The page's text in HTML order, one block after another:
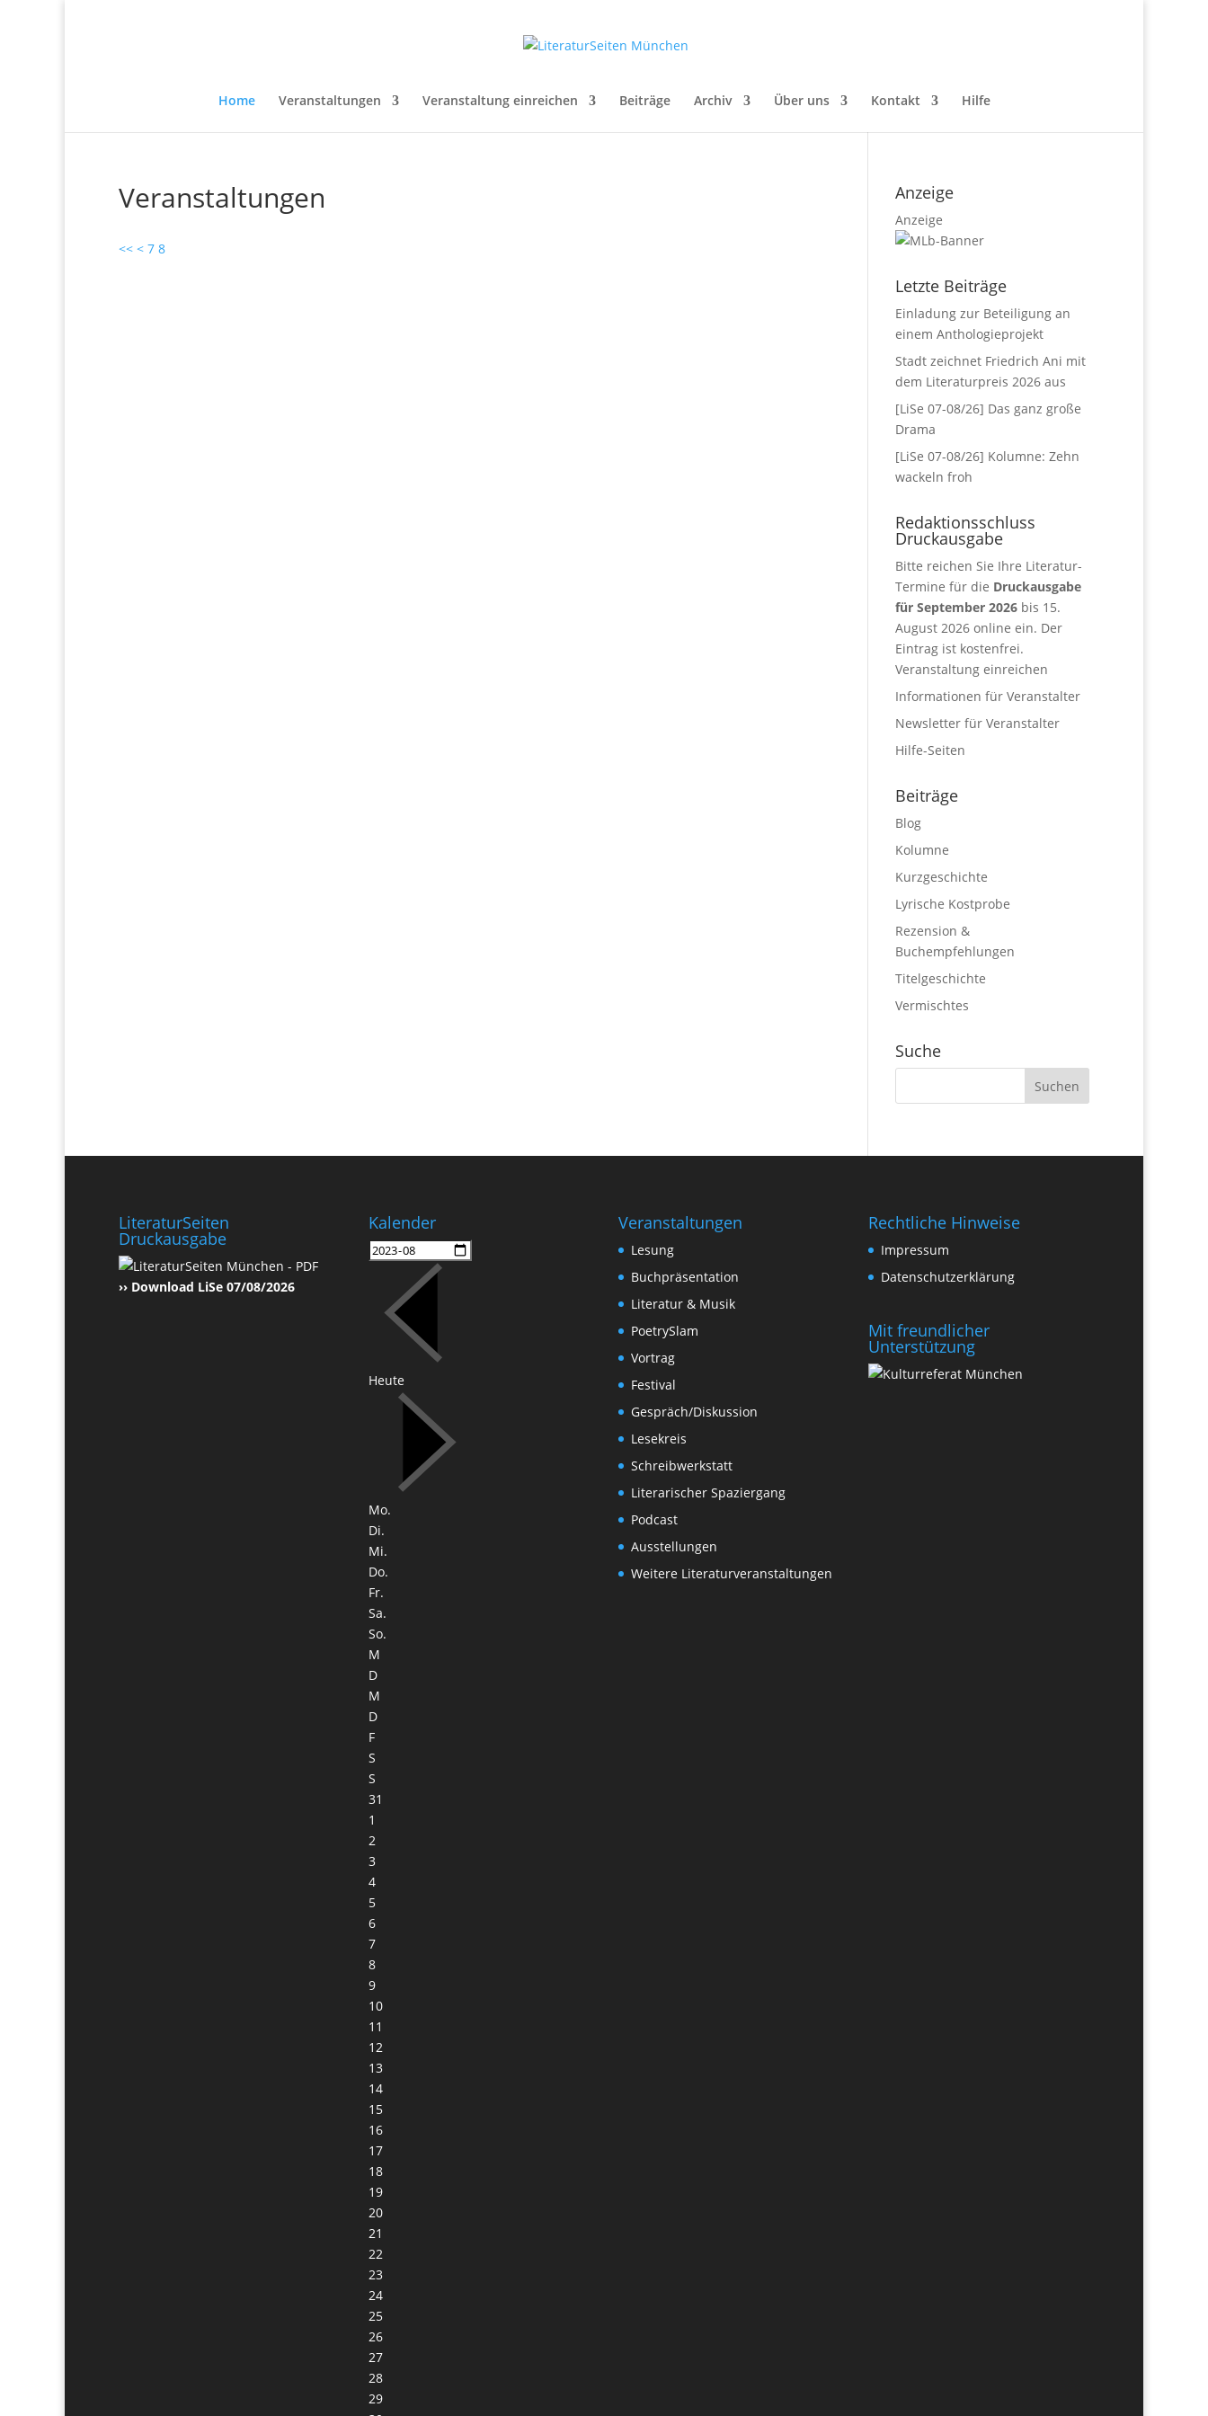
Home Veranstaltungen Veranstaltung einreichen Beiträge Archiv Über uns Kontakt Hilfe
Veranstaltungen
<< < 7 8
Anzeige
Anzeige
Letzte Beiträge
Einladung zur Beteiligung an
einem Anthologieprojekt
Stadt zeichnet Friedrich Ani mit
dem Literaturpreis 2026 aus
[LiSe 07-08/26] Das ganz große
Drama
[LiSe 07-08/26] Kolumne: Zehn
wackeln froh
Redaktionsschluss
Druckausgabe
Bitte reichen Sie Ihre Literatur-
Termine für die Druckausgabe
für September 2026 bis 15.
August 2026 online ein. Der
Eintrag ist kostenfrei.
Veranstaltung einreichen
Informationen für Veranstalter
Newsletter für Veranstalter
Hilfe-Seiten
Beiträge
Blog
Kolumne
Kurzgeschichte
Lyrische Kostprobe
Rezension &
Buchempfehlungen
Titelgeschichte
Vermischtes
Suche
LiteraturSeiten
Druckausgabe
›› Download LiSe 07/08/2026
Kalender
Heute
Mo.
Di.
Mi.
Do.
Fr.
Sa.
So.
M
D
M
D
F
S
S
31
1
2
3
4
5
6
7
8
9
10
11
12
13
14
15
16
17
18
19
20
21
22
23
24
25
26
27
28
29
Veranstaltungen
Lesung
Buchpräsentation
Literatur & Musik
PoetrySlam
Vortrag
Festival
Gespräch/Diskussion
Lesekreis
Schreibwerkstatt
Literarischer Spaziergang
Podcast
Ausstellungen
Weitere Literaturveranstaltungen
Rechtliche Hinweise
Impressum
Datenschutzerklärung
Mit freundlicher
Unterstützung